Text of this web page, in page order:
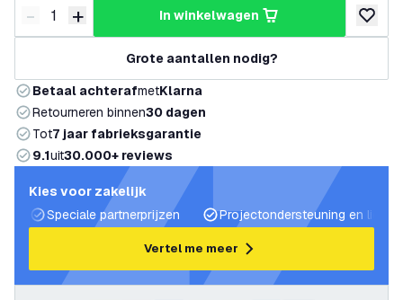
Verminder hoeveelheid
- Verhoog hoeveelheid
+ in winkelwagen
Grote aantallen nodig?
Betaal achterafmetKlarna
Retourneren binnen30 dagen
Tot7 jaar fabrieksgarantie
9.1uit30.000+ reviews
Kies voor zakelijk
Speciale partnerprijzen
Projectondersteuning en
Vertel me meer